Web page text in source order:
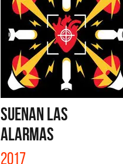
SUENAN LAS
ALARMAS
2017